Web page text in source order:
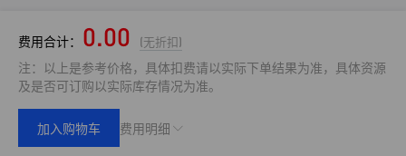
费用合计： 0.00 (无折扣)
注：以上是参考价格，具体扣费请以实际下单结果为准，具体资源
及是否可订购以实际库存情况为准。
费用明细
加入购物车